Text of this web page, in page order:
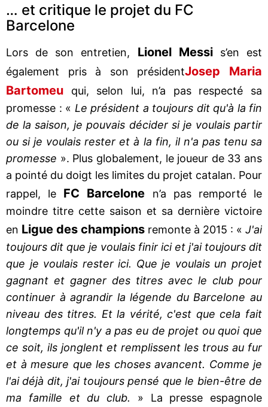
… et critique le projet du FC
Barcelone
Lors de son entretien, Lionel Messis’en est
également pris à son présidentJosep Maria
Bartomeu qui, selon lui, n’a pas respecté sa
promesse : « Le président a toujours dit qu'à la fin
de la saison, je pouvais décider si je voulais partir
ou si je voulais rester et à la fin, il n'a pas tenu sa
promesse ». Plus globalement, le joueur de 33 ans
a pointé du doigt les limites du projet catalan. Pour
rappel, le FC Barcelone n’a pas remporté le
moindre titre cette saison et sa dernière victoire
en Ligue des champions remonte à 2015 : « J'ai
toujours dit que je voulais finir ici et j'ai toujours dit
que je voulais rester ici. Que je voulais un projet
gagnant et gagner des titres avec le club pour
continuer à agrandir la légende du Barcelone au
niveau des titres. Et la vérité, c'est que cela fait
longtemps qu'il n'y a pas eu de projet ou quoi que
ce soit, ils jonglent et remplissent les trous au fur
et à mesure que les choses avancent. Comme je
l'ai déjà dit, j'ai toujours pensé que le bien-être de
ma famille et du club. » La presse espagnole